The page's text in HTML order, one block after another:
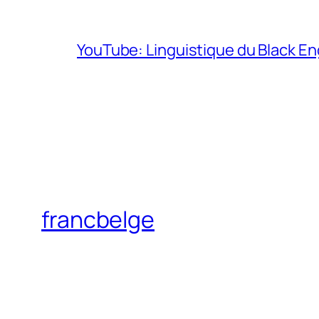
YouTube: Linguistique du Black
francbelge